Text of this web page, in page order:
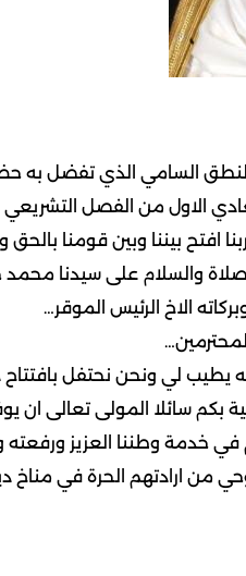
السامي الذي تفضل به
الاول من الفصل
افتح بيننا وبين قومنا
والسلام على سيدنا
الاخ الرئيس الموقر…
لي ونحن نحتفل بافتتاح
بكم سائلا المولى تعالى
خدمة وطننا العزيز ورفعته
من ارادتهم الحرة في مناخ